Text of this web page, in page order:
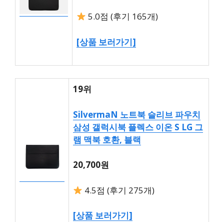
5.0점 (후기 165개)
[상품 보러가기]
19위
SilvermaN 노트북 슬리브 파우치
삼성 갤럭시북 플렉스 이온 S LG 그
램 맥북 호환, 블랙
20,700원
4.5점 (후기 275개)
[상품 보러가기]